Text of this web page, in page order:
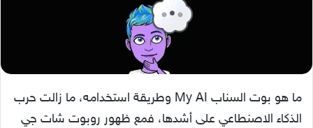
ما هو بوت السناب My AI وطريقة استخدامه، ما زالت حرب
الذكاء الاصنطاعي على أشدها، فمع ظهور روبوت شات جي